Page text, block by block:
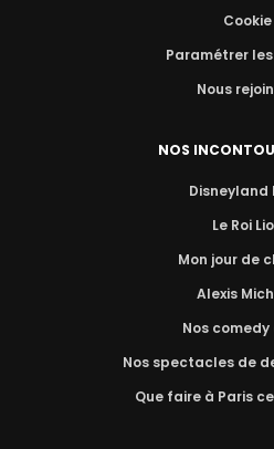
Cookie
Paramétrer
Nous
NOS
Disneyland
Le Roi
Mon jour de
Alexis
Nos
Nos spectacles de
Que faire à Paris